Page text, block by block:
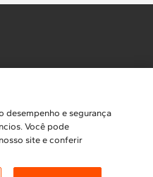
Sim
reservados. Whirlpool S.A.
Olympia Semeraro, 675,
04183-090. São Paulo - SP.
desempenho e segurança
Você pode
site e conferir